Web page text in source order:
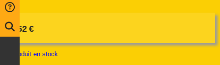
6,52 €
produit en stock